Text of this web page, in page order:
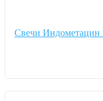
Свечи Индометацин